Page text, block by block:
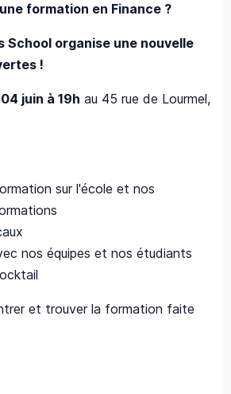
formation en Finance ?
School organise une nouvelle
!
juin à 19h au 45 rue de Lourmel,
sur l'école et nos
nos équipes et nos étudiants
et trouver la formation faite